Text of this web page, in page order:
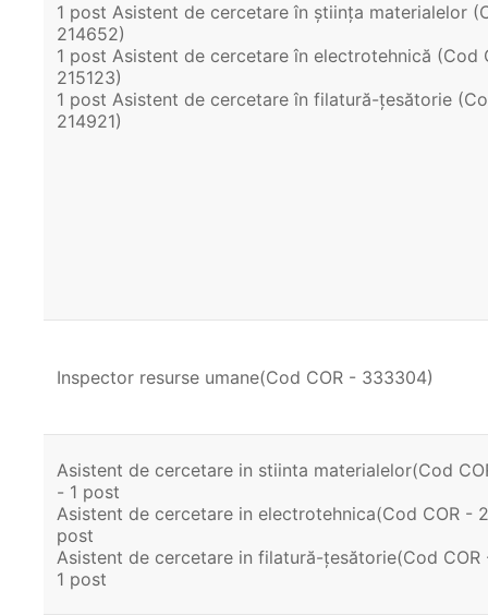
1 post Asistent de cercetare în știința materialelor
214652)
1 post Asistent de cercetare în electrotehnică (Cod
215123)
1 post Asistent de cercetare în filatură-țesătorie
214921)
Inspector resurse umane(Cod COR - 333304)
Asistent de cercetare in stiinta materialelor(Cod
- 1 post
Asistent de cercetare in electrotehnica(Cod COR -
post
Asistent de cercetare in filatură-țesătorie(Cod COR
1 post